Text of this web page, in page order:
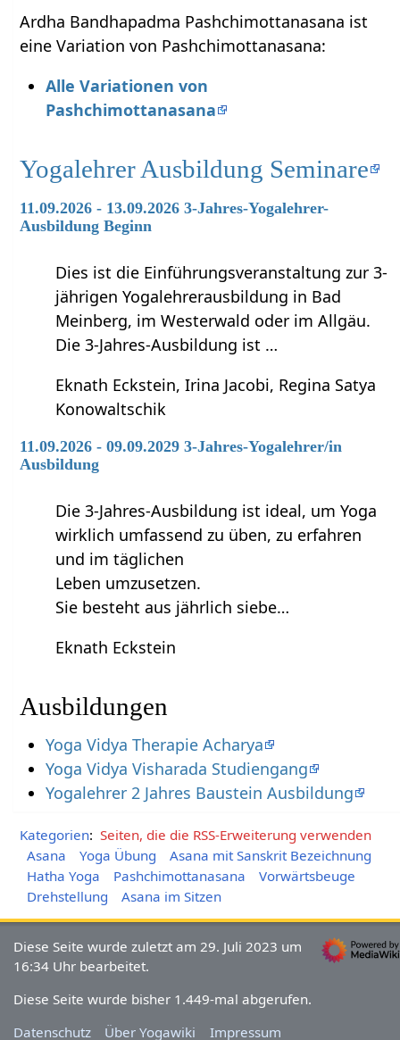
Ardha Bandhapadma Pashchimottanasana ist
eine Variation von Pashchimottanasana:
Alle Variationen von
Pashchimottanasana
Yogalehrer Ausbildung Seminare
11.09.2026 - 13.09.2026 3-Jahres-Yogalehrer-
Ausbildung Beginn
Dies ist die Einführungsveranstaltung zur 3-
jährigen Yogalehrerausbildung in Bad
Meinberg, im Westerwald oder im Allgäu.
Die 3-Jahres-Ausbildung ist …
Eknath Eckstein, Irina Jacobi, Regina Satya
Konowaltschik
11.09.2026 - 09.09.2029 3-Jahres-Yogalehrer/in
Ausbildung
Die 3-Jahres-Ausbildung ist ideal, um Yoga
wirklich umfassend zu üben, zu erfahren
und im täglichen
Leben umzusetzen.
Sie besteht aus jährlich siebe…
Eknath Eckstein
Ausbildungen
Yoga Vidya Therapie Acharya
Yoga Vidya Visharada Studiengang
Yogalehrer 2 Jahres Baustein Ausbildung
Kategorien: Seiten, die die RSS-Erweiterung verwenden
Asana
Yoga Übung
Asana mit Sanskrit Bezeichnung
Hatha Yoga
Pashchimottanasana
Vorwärtsbeuge
Drehstellung
Asana im Sitzen
Diese Seite wurde zuletzt am 29. Juli 2023 um
16:34 Uhr bearbeitet.
Diese Seite wurde bisher 1.449-mal abgerufen.
Datenschutz
Über Yogawiki Impressum